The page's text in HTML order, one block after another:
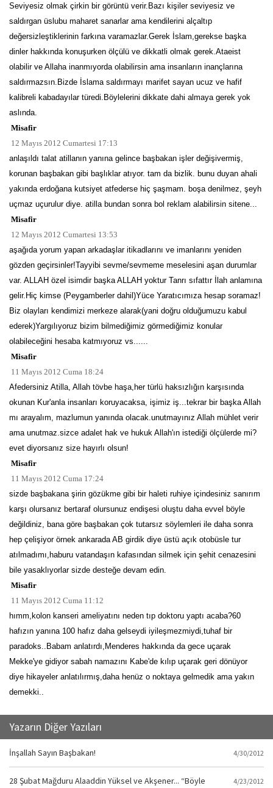
Seviyesiz olmak çirkin bir görüntü verir.Bazı kişiler seviyesiz ve
saldırgan üslubu maharet sanarlar ama kendilerini alçaltıp
değersizleştiklerinin farkına varamazlar.Gerek İslam,gerekse başka
dinler hakkında konuşurken ölçülü ve dikkatli olmak gerek.Ataeist
olabilir ve Allaha inanmıyorda olabilirsin ama insanların inançlarına
saldırmazsın.Bizde İslama saldırmayı marifet sayan ucuz ve hafif
kalibreli kabadayılar türedi.Böylelerini dikkate dahi almaya gerek yok
aslında.
Misafir
12 Mayıs 2012 Cumartesi 17:13
anlaşıldı talat atillanın yanına gelince başbakan işler değişivermiş,
korunan başbakan gibi başlıklar atıyor. tam da bizlik. bunu duyan ahali
yakında erdoğana kutsiyet atfederse hiç şaşmam. boşa denilmez, şeyh
uçmaz uçurulur diye. atilla bundan sonra bol reklam alabilirsin sitene...
Misafir
12 Mayıs 2012 Cumartesi 13:53
aşağıda yorum yapan arkadaşlar itikadlarını ve imanlarını yeniden
gözden geçirsinler!Tayyibi sevme/sevmeme meselesini aşan durumlar
var. ALLAH özel isimdir başka ALLAH yoktur Tanrı sıfattır İlah anlamına
gelir.Hiç kimse (Peygamberler dahil)Yüce Yaratıcımıza hesap soramaz!
Biz olayları kendimizi merkeze alarak(yani doğru olduğumuzu kabul
ederek)Yargılıyoruz bizim bilmediğimiz görmediğimiz konular
olabileceğini hesaba katmıyoruz vs......
Misafir
11 Mayıs 2012 Cuma 18:24
Afedersiniz Atilla, Allah tövbe haşa,her türlü haksızlığın karşısında
okunan Kur'anla insanları koruyacaksa, işimiz iş...tekrar bir başka Allah
mı arayalım, mazlumun yanında olacak.unutmayınız Allah mühlet verir
ama unutmaz.sizce adalet hak ve hukuk Allah'ın istediği ölçülerde mi?
evet diyorsanız size hayırlı olsun!
Misafir
11 Mayıs 2012 Cuma 17:24
sizde başbakana şirin gözükme gibi bir haleti ruhiye içindesiniz sanırım
karşı olursanız bertaraf olursunuz endişesi oluştu daha evvel böyle
değildiniz, bana göre başbakan çok tutarsız söylemleri ile daha sonra
hep çelişiyor örnek ankarada AB girdik diye üstü açık otobüsle tur
atılmadımı,haburu vatandaşın kafasından silmek için şehit cenazesini
bile yasaklıyorlar sizde desteğe devam edin.
Misafir
11 Mayıs 2012 Cuma 11:12
hımm,kolon kanseri ameliyatını neden tıp doktoru yaptı acaba?60
hafızın yanına 100 hafız daha gelseydi iyileşmezmiydi,tuhaf bir
paradoks..Babam anlatırdı,Menderes hakkında da gece uçarak
Mekke'ye gidiyor sabah namazını Kabe'de kılıp uçarak geri dönüyor
diye hikayeler anlatılırmış,daha henüz o noktaya gelmedik ama yakın
demekki..
Yazarın Diğer Yazıları
İnşallah Sayın Başbakan! 4/30/2012
28 Şubat Mağduru Alaaddin Yüksel ve Akşener... “Böyle
4/23/2012